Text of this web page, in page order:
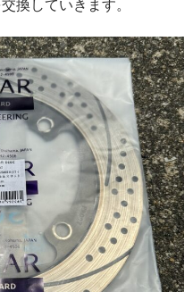
換していきます。